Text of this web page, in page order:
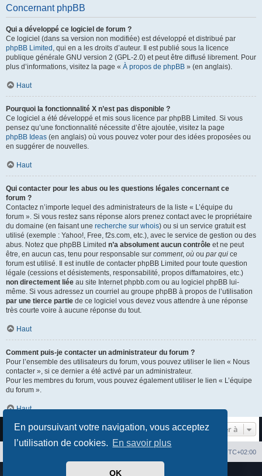
En poursuivant votre navigation, vous acceptez
l’utilisation de cookies. En savoir plus
OK
Concernant phpBB
Qui a développé ce logiciel de forum ?
Ce logiciel (dans sa version non modifiée) est développé et distribué par
phpBB Limited , qui en a les droits d’auteur. Il est publié sous la licence
publique générale GNU version 2 (GPL-2.0) et peut être diffusé librement. Pour
plus d’informations, visitez la page « À propos de phpBB » (en anglais).
Haut
Pourquoi la fonctionnalité X n’est pas disponible ?
Ce logiciel a été développé et mis sous licence par phpBB Limited. Si vous
pensez qu’une fonctionnalité nécessite d’être ajoutée, visitez la page
phpBB Ideas (en anglais) où vous pouvez voter pour des idées proposées ou
en suggérer de nouvelles.
Haut
Qui contacter pour les abus ou les questions légales concernant ce
forum ?
Contactez n’importe lequel des administrateurs de la liste « L’équipe du
forum ». Si vous restez sans réponse alors prenez contact avec le propriétaire
du domaine (en faisant une recherche sur whois) ou si un service gratuit est
utilisé (exemple : Yahoo!, Free, f2s.com, etc.), avec le service de gestion ou des
abus. Notez que phpBB Limited n’a absolument aucun contrôle et ne peut
être, en aucun cas, tenu pour responsable sur comment, où ou par qui ce
forum est utilisé. Il est inutile de contacter phpBB Limited pour toute question
légale (cessions et désistements, responsabilité, propos diffamatoires, etc.)
non directement liée au site Internet phpbb.com ou au logiciel phpBB lui-
même. Si vous adressez un courriel au groupe phpBB à propos de l’utilisation
par une tierce partie de ce logiciel vous devez vous attendre à une réponse
très courte voire à aucune réponse du tout.
Haut
Comment puis-je contacter un administrateur du forum ?
Pour l’ensemble des utilisateurs du forum, vous pouvez utiliser le lien « Nous
contacter », si ce dernier a été activé par un administrateur.
Pour les membres du forum, vous pouvez également utiliser le lien « L’équipe
du forum ».
Haut
Aller à
UTC+02:00
phpBB® Forum Software © phpBB Limited